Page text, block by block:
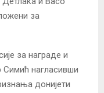
за
за награде и
нагласивши
донијети